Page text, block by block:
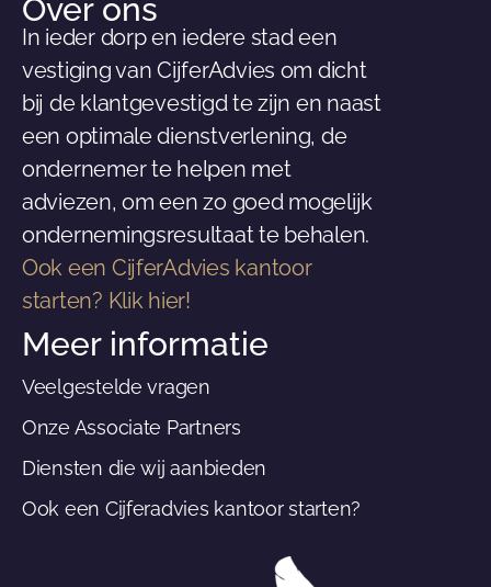
Over ons
In ieder dorp en iedere stad een
vestiging van CijferAdvies om dicht
bij de klantgevestigd te zijn en naast
een optimale dienstverlening, de
ondernemer te helpen met
adviezen, om een zo goed mogelijk
ondernemingsresultaat te behalen.
Ook een CijferAdvies kantoor
starten? Klik hier!
Meer informatie
Veelgestelde vragen
Onze Associate Partners
Diensten die wij aanbieden
Ook een Cijferadvies kantoor starten?